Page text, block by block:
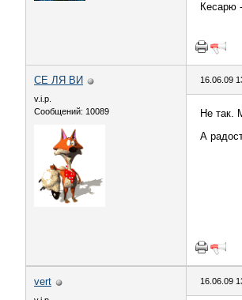
Кесарю
СЕ ЛЯ ВИ
v.i.p.
Сообщений: 10089
16.06.09
Не так.
А
vert 16.06.09